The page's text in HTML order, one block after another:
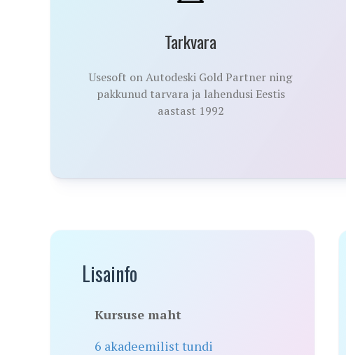
Tarkvara
Usesoft on Autodeski Gold Partner ning
pakkunud tarvara ja lahendusi Eestis
aastast 1992
Lisainfo
Kursuse maht
6 akadeemilist tundi